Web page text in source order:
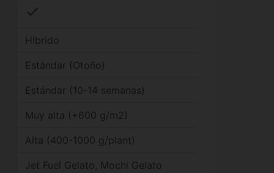
check
Híbrido
Estándar (Otoño)
Estándar (10-14 semanas)
Muy alta (+600 g/m2)
Alta (400-1000 g/plant)
Jet Fuel Gelato, Mochi Gelato